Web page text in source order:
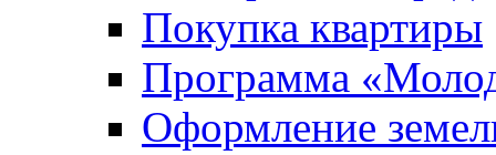
Покупка квартиры
Программа
Оформление